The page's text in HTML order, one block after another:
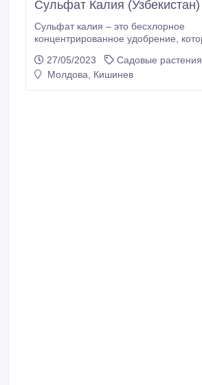
Сульфат Калия (Узбекистан)
Сульфат калия – это бесхлорное
концентрированное удобрение, которое можно
открытом, так и в закрытом грунте. Это
водорастворимое удобрение, которое можно
27/05/2023
Садовые растения
Молдова, Кишинев